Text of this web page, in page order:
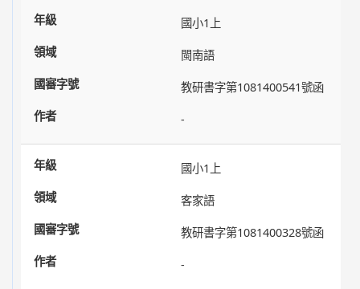
國小1上
閩南語
教研書字第1081400541號函
-
國小1上
客家語
教研書字第1081400328號函
-